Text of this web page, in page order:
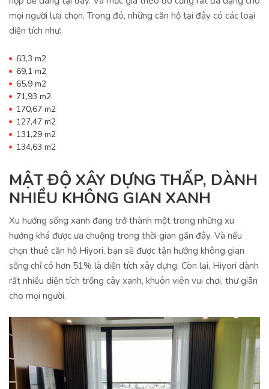
mọi người lựa chọn. Trong đó, những căn hộ tại đây có các loại
diện tích như:
63,3 m2
69,1 m2
65,9 m2
71,93 m2
170,67 m2
127,47 m2
131,29 m2
134,63 m2
MẬT ĐỘ XÂY DỰNG THẤP, DÀNH
NHIỀU KHÔNG GIAN XANH
Xu hướng sống xanh đang trở thành một trong những xu
hướng khá được ưa chuộng trong thời gian gần đây. Và nếu
chọn thuê căn hộ Hiyori, bạn sẽ được tận hưởng không gian
sống chỉ có hơn 51% là diện tích xây dựng. Còn lại, Hiyori dành
rất nhiều diện tích trồng cây xanh, khuôn viên vui chơi, thư giãn
cho mọi người.